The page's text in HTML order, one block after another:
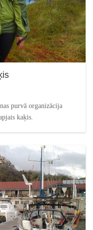
purvā organizācija
kaķis.